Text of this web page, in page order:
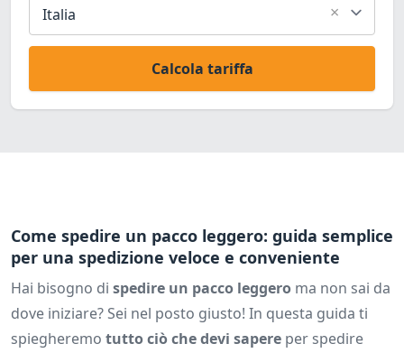
Italia ×
Calcola tariffa
Come spedire un pacco leggero: guida semplice
per una spedizione veloce e conveniente
Hai bisogno di spedire un pacco leggero ma non sai da
dove iniziare? Sei nel posto giusto! In questa guida ti
spiegheremo tutto ciò che devi sapere per spedire